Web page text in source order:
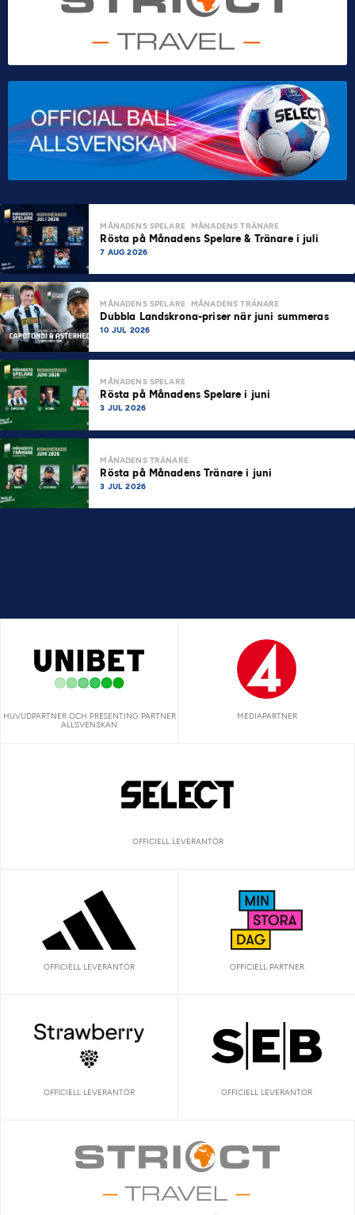
MÅNADENS SPELARE MÅNADENS TRÄNARE
Rösta på Månadens Spelare & Tränare i juli
7 AUG 2026
MÅNADENS SPELARE MÅNADENS TRÄNARE
Dubbla Landskrona-priser när juni summeras
10 JUL 2026
MÅNADENS SPELARE
Rösta på Månadens Spelare i juni
3 JUL 2026
MÅNADENS TRÄNARE
Rösta på Månadens Tränare i juni
3 JUL 2026
HUVUDPARTNER OCH PRESENTING PARTNER
ALLSVENSKAN
MEDIAPARTNER
OFFICIELL LEVERANTÖR
OFFICIELL LEVERANTÖR OFFICIELL PARTNER
OFFICIELL LEVERANTÖR OFFICIELL LEVERANTÖR